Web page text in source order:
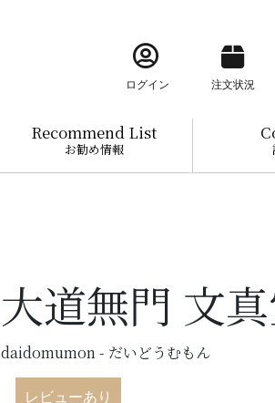
ログイン 注文状況
Recommend List
お勧め情報
大道無門 文
daidomumon - だいどうむもん
レビューあり